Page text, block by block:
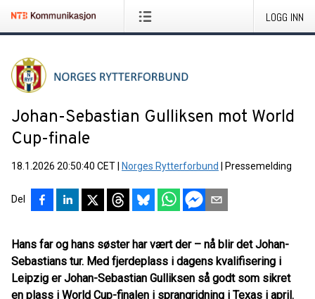
LOGG INN
Johan-Sebastian Gulliksen mot World
Cup-finale
18.1.2026 20:50:40 CET Norges Rytterforbund Pressemelding
Del
Hans far og hans søster har vært der – nå blir det Johan-
Sebastians tur. Med fjerdeplass i dagens kvalifisering i
Leipzig er Johan-Sebastian Gulliksen så godt som sikret
en plass i World Cup-finalen i sprangridning i Texas i april.